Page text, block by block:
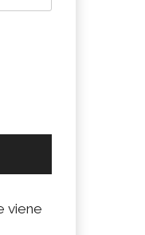
viene